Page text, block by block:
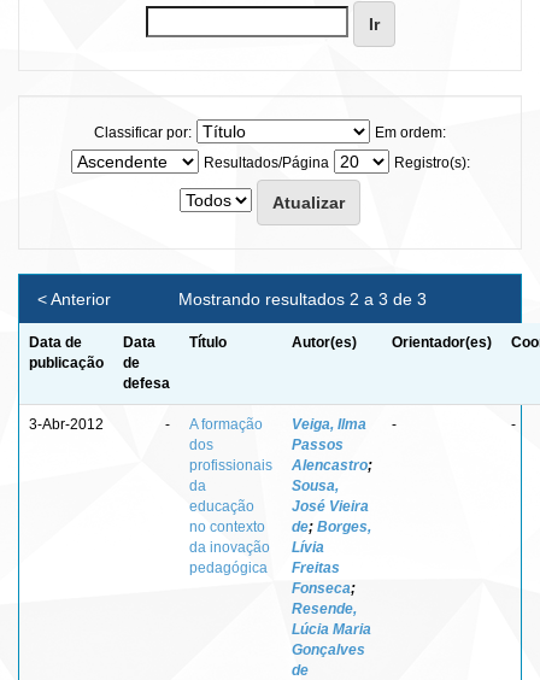
Classificar por:
Em ordem:
Resultados/Página
Registro(s):
Mostrando resultados 2 a 3 de 3
< Anterior
Data de
publicação
Data
de
defesa
Título Autor(es) Orientador(es)
3-Abr-2012 -
A formação
dos
profissionais
da
educação
no contexto
da inovação
pedagógica
Veiga, Ilma
Passos
Alencastro;
Sousa,
José Vieira
de; Borges,
Lívia
Freitas
Fonseca;
Resende,
Lúcia Maria
Gonçalves
de
- -